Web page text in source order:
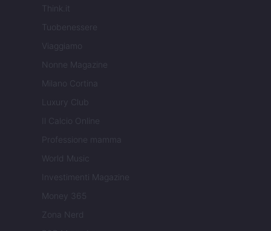
Think.it
Tuobenessere
Viaggiamo
Nonne Magazine
Milano Cortina
Luxury Club
Il Calcio Online
Professione mamma
World Music
Investimenti Magazine
Money 365
Zona Nerd